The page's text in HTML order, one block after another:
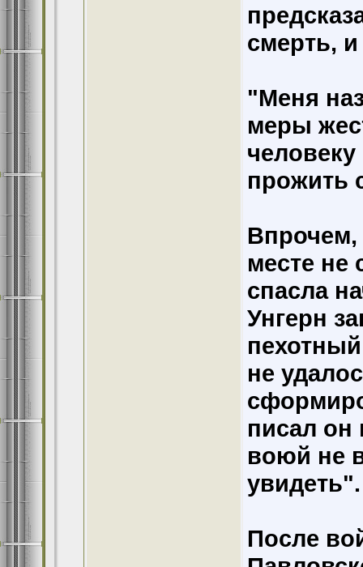
смерть,
"Меня
меры
прожить
Впрочем,
месте не
спасла
Унгерн
не
писал он
воюй не
увидеть".
После